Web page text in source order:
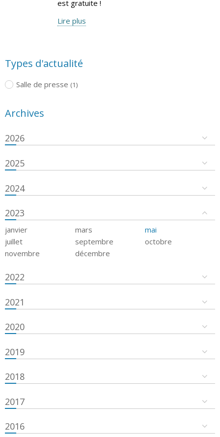
est gratuite !
Lire plus
Types d'actualité
Salle de presse (1)
Archives
2026
2025
2024
2023
janvier mars
mai
juillet
septembre
octobre
novembre
décembre
2022
2021
2020
2019
2018
2017
2016